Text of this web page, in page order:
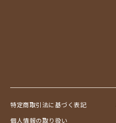
特定商取引法に基づく表記
個人情報の取り扱い